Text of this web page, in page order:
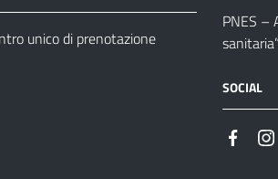
unico di prenotazione
PNES –
sanitaria”
SOCIAL